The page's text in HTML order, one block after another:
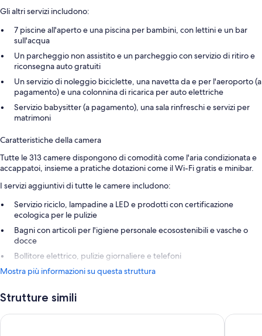
Gli altri servizi includono:
7 piscine all'aperto e una piscina per bambini, con lettini e un bar
sull'acqua
Un parcheggio non assistito e un parcheggio con servizio di ritiro e
riconsegna auto gratuiti
Un servizio di noleggio biciclette, una navetta da e per l'aeroporto (a
pagamento) e una colonnina di ricarica per auto elettriche
Servizio babysitter (a pagamento), una sala rinfreschi e servizi per
matrimoni
Caratteristiche della camera
Tutte le 313 camere dispongono di comodità come l'aria condizionata e
accappatoi, insieme a pratiche dotazioni come il Wi-Fi gratis e minibar.
I servizi aggiuntivi di tutte le camere includono:
Servizio riciclo, lampadine a LED e prodotti con certificazione
ecologica per le pulizie
Bagni con articoli per l'igiene personale ecosostenibili e vasche o
docce
Bollitore elettrico, pulizie giornaliere e telefoni
Mostra più informazioni su questa struttura
Strutture simili
Lopesan Costa Meloneras Resort & Spa Hotel